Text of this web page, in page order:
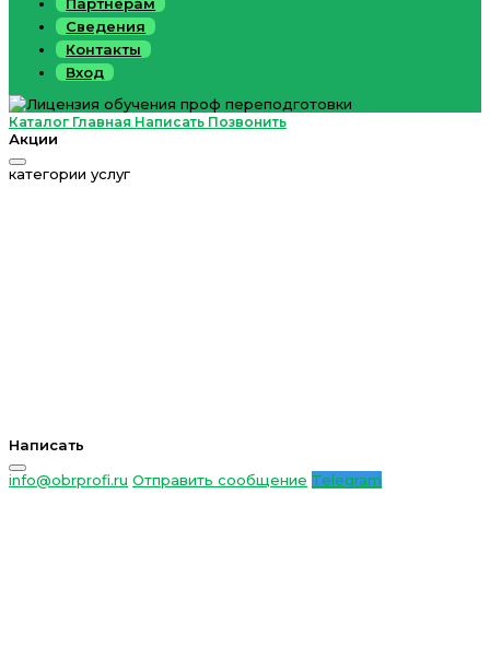
Сведения
Контакты
Вход
Каталог Главная Написать Позвонить
Акции
категории услуг
Написать
info@obrprofi.ru Отправить сообщение Telegram